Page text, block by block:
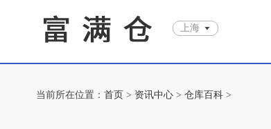
上海
当前所在位置： 首页 > 资讯中心 > 仓库百科 >